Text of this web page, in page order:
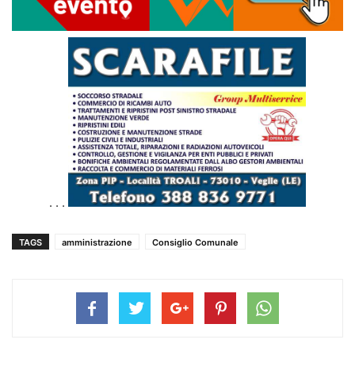
. . .
TAGS amministrazione Consiglio Comunale